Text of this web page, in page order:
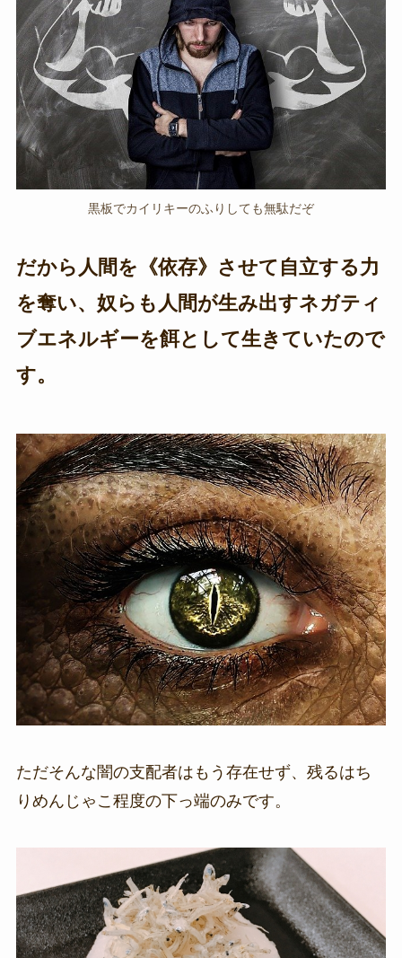
黒板でカイリキーのふりしても無駄だぞ
だから人間を《依存》させて自立する力
を奪い、奴らも人間が生み出すネガティ
ブエネルギーを餌として生きていたので
す。
ただそんな闇の支配者はもう存在せず、残るはち
りめんじゃこ程度の下っ端のみです。